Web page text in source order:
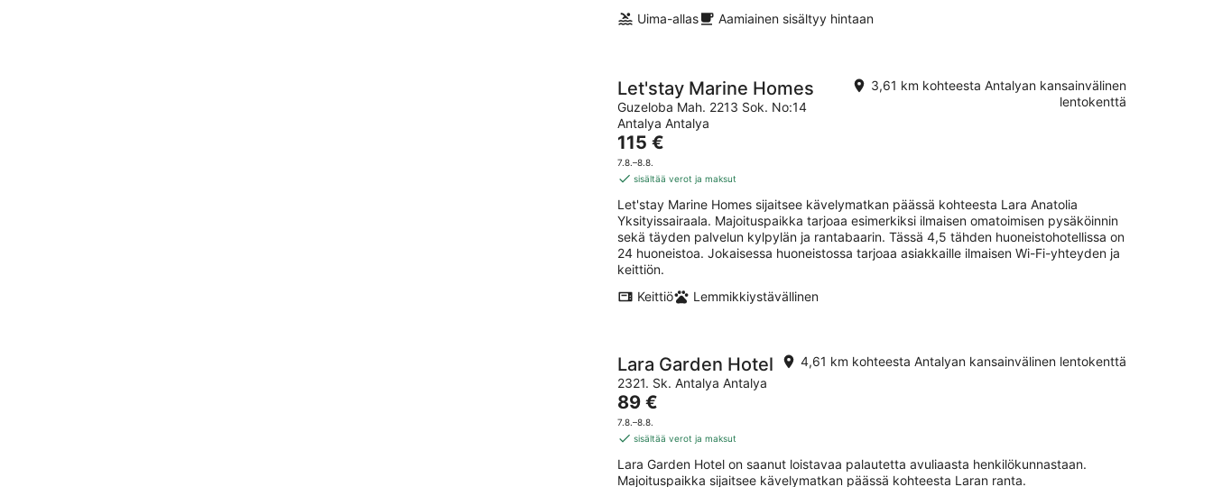
Uima-allas
Aamiainen sisältyy hintaan
Let'stay Marine Homes
Guzeloba Mah. 2213 Sok. No:14
Antalya Antalya
3,61 km kohteesta Antalyan kansainvälinen
lentokenttä
Hinta
on
115 €
yö
115 €
7.8.–8.8.
sisältää verot ja maksut
Let'stay Marine Homes sijaitsee kävelymatkan päässä kohteesta Lara Anatolia
Yksityissairaala. Majoituspaikka tarjoaa esimerkiksi ilmaisen omatoimisen pysäköinnin
sekä täyden palvelun kylpylän ja rantabaarin. Tässä 4,5 tähden huoneistohotellissa on
24 huoneistoa. Jokaisessa huoneistossa tarjoaa asiakkaille ilmaisen Wi-Fi-yhteyden ja
keittiön.
Keittiö
Lemmikkiystävällinen
Lara Garden Hotel
2321. Sk. Antalya Antalya
4,61 km kohteesta Antalyan kansainvälinen lentokenttä
Hinta
on
89 €
yö
89 €
7.8.–8.8.
sisältää verot ja maksut
Lara Garden Hotel on saanut loistavaa palautetta avuliaasta henkilökunnastaan.
Majoituspaikka sijaitsee kävelymatkan päässä kohteesta Laran ranta.